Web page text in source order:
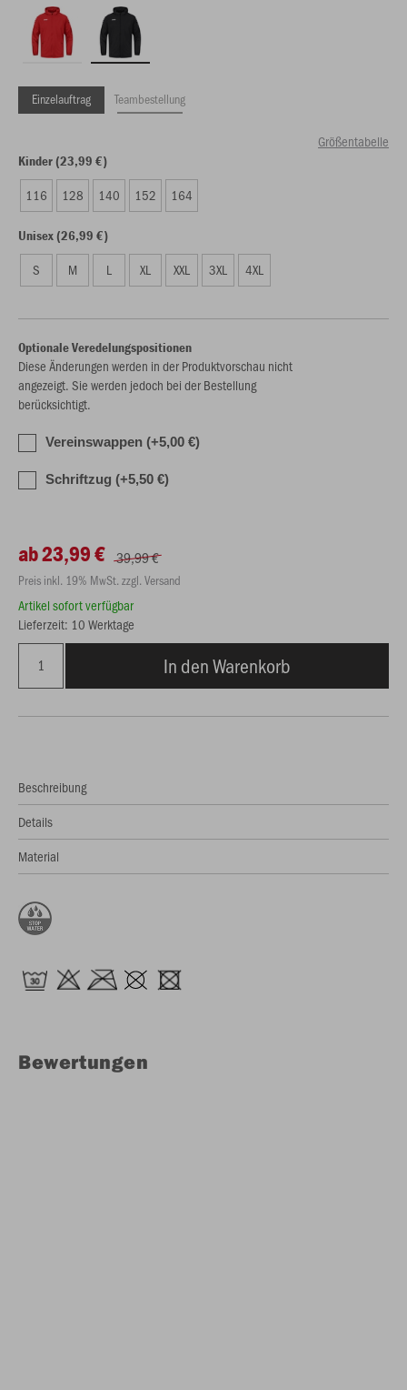
Einzelauftrag Teambestellung
Größentabelle
Kinder (23,99 €)
116 128 140 152 164
Unisex (26,99 €)
S M L XL XXL 3XL 4XL
Optionale Veredelungspositionen
Diese Änderungen werden in der Produktvorschau nicht
angezeigt. Sie werden jedoch bei der Bestellung
berücksichtigt.
Vereinswappen (+5,00 €)
Schriftzug (+5,50 €)
ab 23,99 € 39,99 €
Preis inkl. 19% MwSt. zzgl. Versand
Artikel sofort verfügbar
Lieferzeit: 10 Werktage
In den Warenkorb
Beschreibung
Details
Material
Bewertungen